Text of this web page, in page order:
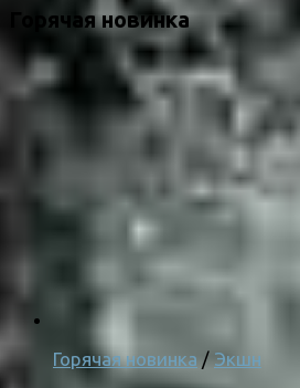
Горячая новинка
Горячая новинка / Экшн